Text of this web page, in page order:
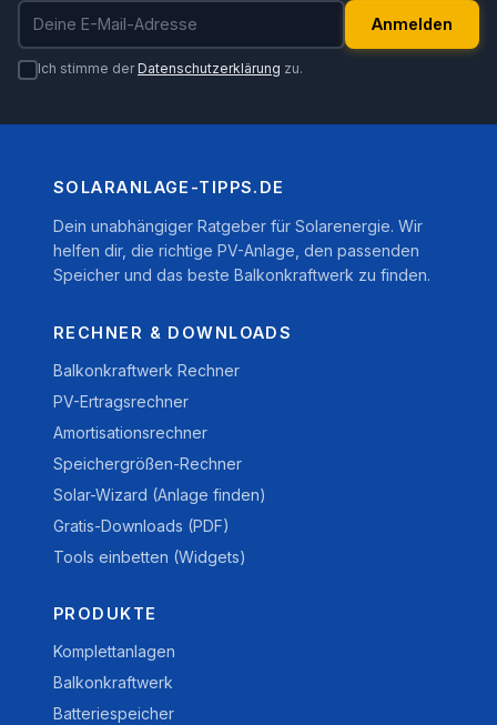
E-Mail-Adresse
Anmelden
Ich stimme derDatenschutzerklärung zu.
SOLARANLAGE-TIPPS.DE
Dein unabhängiger Ratgeber für Solarenergie. Wir
helfen dir, die richtige PV-Anlage, den passenden
Speicher und das beste Balkonkraftwerk zu finden.
RECHNER & DOWNLOADS
Balkonkraftwerk Rechner
PV-Ertragsrechner
Amortisationsrechner
Speichergrößen-Rechner
Solar-Wizard (Anlage finden)
Gratis-Downloads (PDF)
Tools einbetten (Widgets)
PRODUKTE
Komplettanlagen
Balkonkraftwerk
Batteriespeicher